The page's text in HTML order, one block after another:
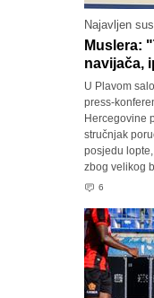
Najavljen
Muslera:
navijača,
U Plavom
press-
Hercegovine
stručnjak
posjedu
zbog velikog
6